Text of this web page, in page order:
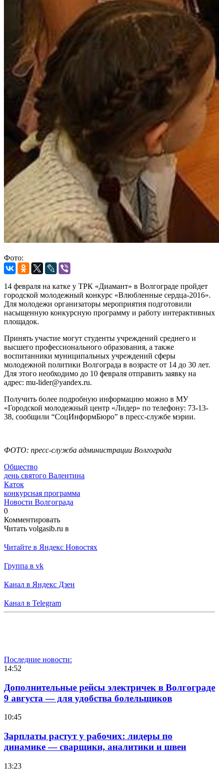
Фото:
14 февраля на катке у ТРК «Диамант» в Волгограде пройдет
городской молодежный конкурс «Влюбленные сердца-2016».
Для молодежи организаторы мероприятия подготовили
насыщенную конкурсную программу и работу интерактивных
площадок.
Принять участие могут студенты учреждений среднего и
высшего профессионального образования, а также
воспитанники муниципальных учреждений сферы
молодежной политики Волгограда в возрасте от 14 до 30 лет.
Для этого необходимо до 10 февраля отправить заявку на
адрес: mu-lider@yandex.ru.
Получить более подробную информацию можно в МУ
«Городской молодежный центр «Лидер» по телефону: 73-13-
38, сообщили “СоцИнформБюро” в пресс-службе мэрии.
ФОТО: пресс-служба администрации Волгограда
Общество
день святого Валентина
Каток
конкурсная программа
Новости Волгограда
0
Комментировать
Читать volgasib.ru в
Читайте в Яндекс Новостях
Группа в vk
Канал в Яндекс Дзен
Канал в Telegram
Последние новости:
14:52
Дополнительные рейсы электричек в Волгограде
9 августа — для удобства болельщиков
10:45
Зарплаты растут у рабочих: лидеры по
динамике — сварщики, аналитики и швеи
13:23